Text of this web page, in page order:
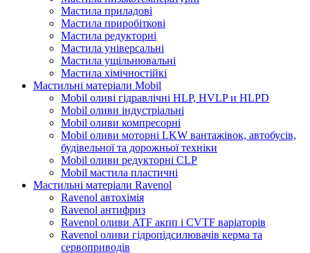
Мастила приладові
Мастила приробіткові
Мастила редукторні
Мастила універсальні
Мастила ущільнювальні
Мастила хімічностійкі
Мастильні матеріали Mobil
Mobil оливі гідравлічні HLP, HVLP и HLPD
Mobil оливи індустріальні
Mobil оливи компресорні
Mobil оливи моторні LKW вантажівок, автобусів,
будівельної та дорожньої техніки
Mobil оливи редукторні CLP
Mobil мастила пластичні
Мастильні матеріали Ravenol
Ravenol автохімія
Ravenol антифриз
Ravenol оливи ATF акпп і CVTF варіаторів
Ravenol оливи гідропідсилювачів керма та
сервоприводів